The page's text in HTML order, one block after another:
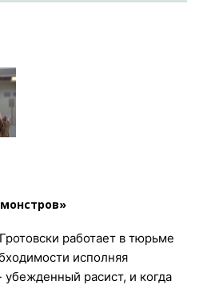
работает в тюрьме
исполняя
расист, и когда